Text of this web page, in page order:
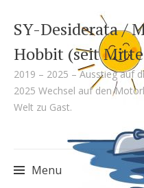
SY-Desiderata /
Hobbit (seit
2019 – 2025 – Ausstieg auf
2025 Wechsel auf den
Welt zu Gast.
Menu